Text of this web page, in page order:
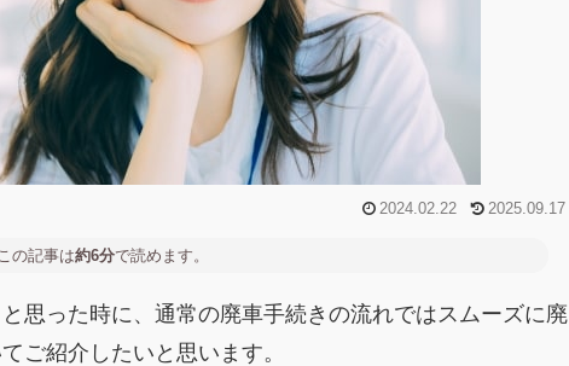
2024.02.22 2025.09.17
この記事は約6分で読めます。
思った時に、通常の廃車手続きの流れではスムーズに廃
ご紹介したいと思います。